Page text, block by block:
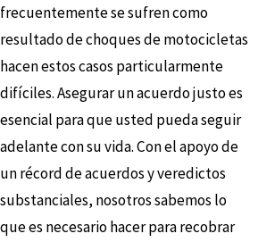
frecuentemente se sufren como
resultado de choques de motocicletas
hacen estos casos particularmente
difíciles. Asegurar un acuerdo justo es
esencial para que usted pueda seguir
adelante con su vida. Con el apoyo de
un récord de acuerdos y veredictos
substanciales, nosotros sabemos lo
que es necesario hacer para recobrar